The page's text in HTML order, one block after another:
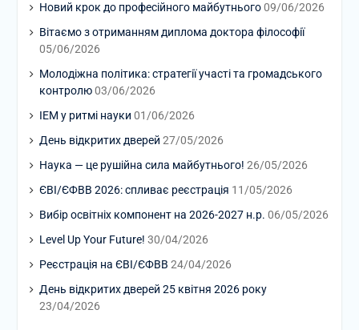
Новий крок до професійного майбутнього 09/06/2026
Вітаємо з отриманням диплома доктора філософії
05/06/2026
Молодіжна політика: стратегії участі та громадського
контролю 03/06/2026
ІЕМ у ритмі науки 01/06/2026
День відкритих дверей 27/05/2026
Наука — це рушійна сила майбутнього! 26/05/2026
ЄВІ/ЄФВВ 2026: спливає реєстрація 11/05/2026
Вибір освітніх компонент на 2026-2027 н.р. 06/05/2026
Level Up Your Future! 30/04/2026
Реєстрація на ЄВІ/ЄФВВ 24/04/2026
День відкритих дверей 25 квітня 2026 року
23/04/2026